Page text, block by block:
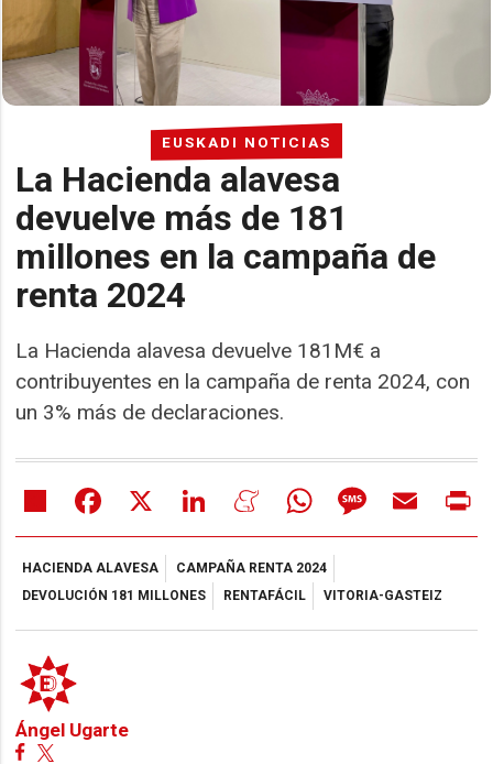
EUSKADI NOTICIAS
La Hacienda alavesa
devuelve más de 181
millones en la campaña de
renta 2024
La Hacienda alavesa devuelve 181M€ a
contribuyentes en la campaña de renta 2024, con
un 3% más de declaraciones.
Share Facebook LinkedIn MeneameWhatsAppMessageEmail
HACIENDA ALAVESA
CAMPAÑA RENTA 2024
DEVOLUCIÓN 181 MILLONES
RENTAFÁCIL VITORIA-GASTEIZ
Ángel Ugarte